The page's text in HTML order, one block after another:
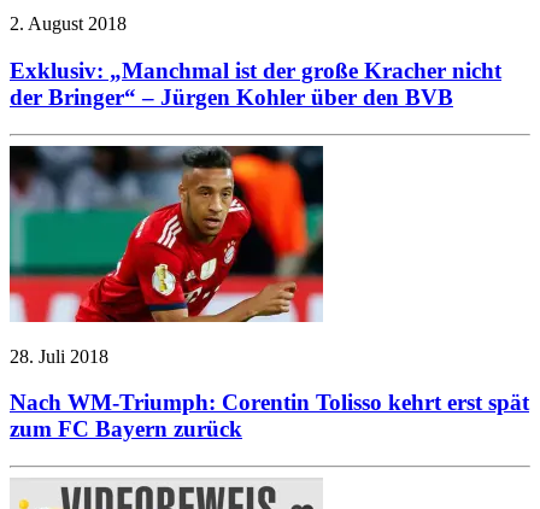
2. August 2018
Exklusiv: „Manchmal ist der große Kracher nicht
der Bringer“ – Jürgen Kohler über den BVB
28. Juli 2018
Nach WM-Triumph: Corentin Tolisso kehrt erst spät
zum FC Bayern zurück